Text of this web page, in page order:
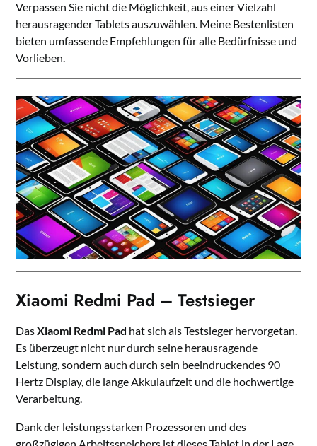
Verpassen Sie nicht die Möglichkeit, aus einer Vielzahl
herausragender Tablets auszuwählen. Meine Bestenlisten
bieten umfassende Empfehlungen für alle Bedürfnisse und
Vorlieben.
Xiaomi Redmi Pad – Testsieger
DasXiaomi Redmi Pad hat sich als Testsieger hervorgetan.
Es überzeugt nicht nur durch seine herausragende
Leistung, sondern auch durch sein beeindruckendes 90
Hertz Display, die lange Akkulaufzeit und die hochwertige
Verarbeitung.
Dank der leistungsstarken Prozessoren und des